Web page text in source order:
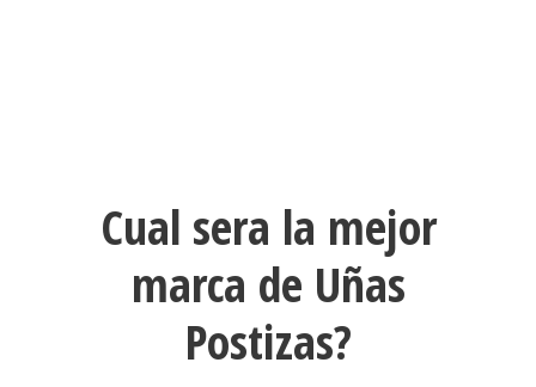
Cual sera la mejor
marca de Uñas
Postizas?